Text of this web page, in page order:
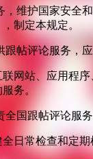
维护国家安全
制定本规定。
帖评论服务，应
网站、应用程
务。
国跟帖评论服
日常检查和定